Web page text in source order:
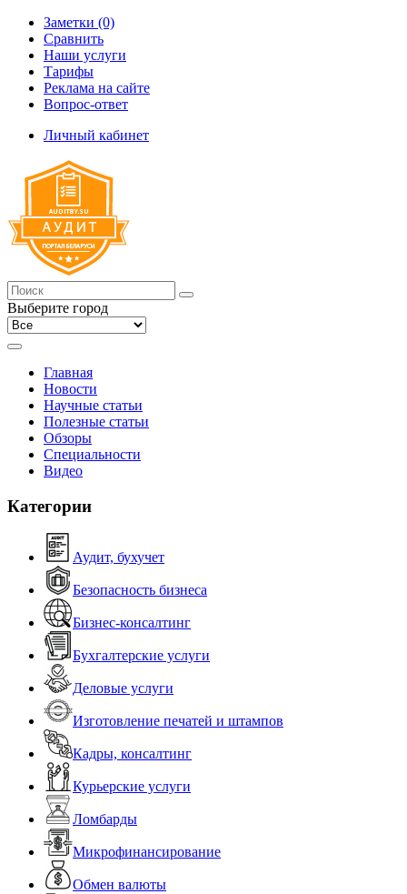
Заметки (0)
Сравнить
Наши услуги
Тарифы
Реклама на сайте
Вопрос-ответ
Личный кабинет
Выберите город
Главная
Новости
Научные статьи
Полезные статьи
Обзоры
Специальности
Видео
Категории
Аудит, бухучет
Безопасность бизнеса
Бизнес-консалтинг
Бухгалтерские услуги
Деловые услуги
Изготовление печатей и штампов
Кадры, консалтинг
Курьерские услуги
Ломбарды
Микрофинансирование
Обмен валюты